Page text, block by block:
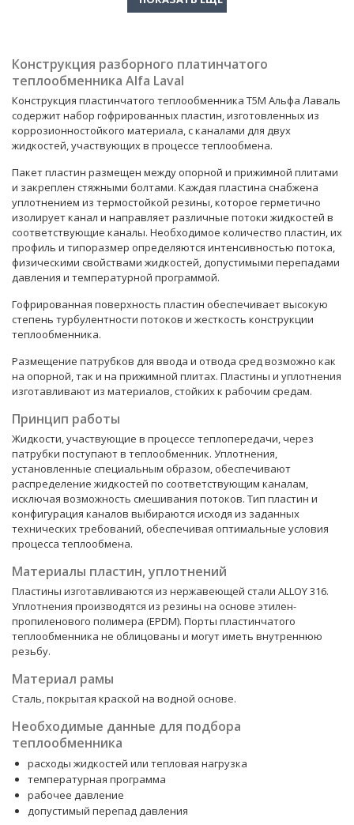
Конструкция разборного платинчатого
теплообменника Alfa Laval
Конструкция пластинчатого теплообменника T5M Альфа Лаваль
содержит набор гофрированных пластин, изготовленных из
коррозионностойкого материала, с каналами для двух
жидкостей, участвующих в процессе теплообмена.
Пакет пластин размещен между опорной и прижимной плитами
и закреплен стяжными болтами. Каждая пластина снабжена
уплотнением из термостойкой резины, которое герметично
изолирует канал и направляет различные потоки жидкостей в
соответствующие каналы. Необходимое количество пластин, их
профиль и типоразмер определяются интенсивностью потока,
физическими свойствами жидкостей, допустимыми перепадами
давления и температурной программой.
Гофрированная поверхность пластин обеспечивает высокую
степень турбулентности потоков и жесткость конструкции
теплообменника.
Размещение патрубков для ввода и отвода сред возможно как
на опорной, так и на прижимной плитах. Пластины и уплотнения
изготавливают из материалов, стойких к рабочим средам.
Принцип работы
Жидкости, участвующие в процессе теплопередачи, через
патрубки поступают в теплообменник. Уплотнения,
установленные специальным образом, обеспечивают
распределение жидкостей по соответствующим каналам,
исключая возможность смешивания потоков. Тип пластин и
конфигурация каналов выбираются исходя из заданных
технических требований, обеспечивая оптимальные условия
процесса теплообмена.
Материалы пластин, уплотнений
Пластины изготавливаются из нержавеющей стали ALLOY 316.
Уплотнения производятся из резины на основе этилен-
пропиленового полимера (EPDM). Порты пластинчатого
теплообменника не облицованы и могут иметь внутреннюю
резьбу.
Материал рамы
Сталь, покрытая краской на водной основе.
Необходимые данные для подбора
теплообменника
расходы жидкостей или тепловая нагрузка
температурная программа
рабочее давление
допустимый перепад давления